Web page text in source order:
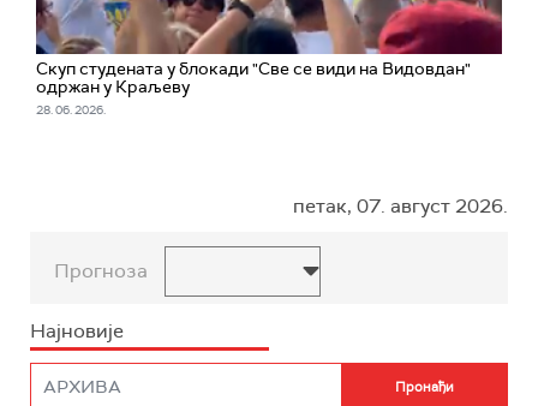
Скуп студената у блокади "Све се види на Видовдан"
одржан у Краљеву
28. 06. 2026.
петак, 07. август 2026.
Прогноза
Најновије